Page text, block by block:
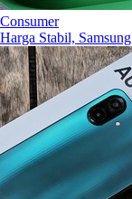
Consumer
Harga Stabil,